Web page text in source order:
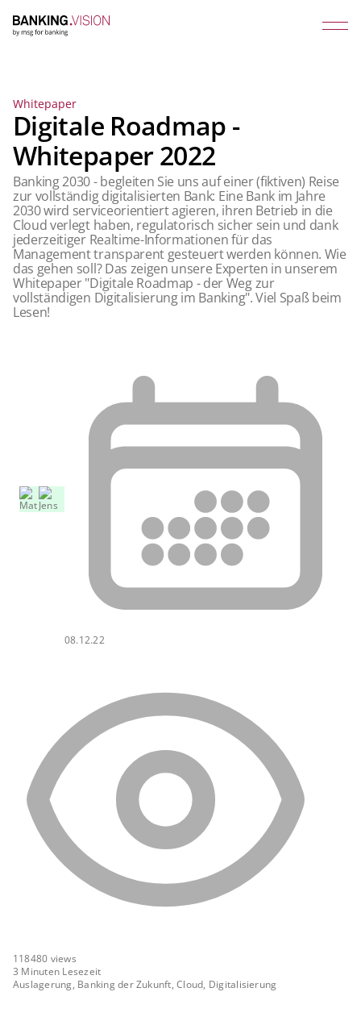
Whitepaper
Digitale Roadmap -
Whitepaper 2022
Banking 2030 - begleiten Sie uns auf einer (fiktiven) Reise
zur vollständig digitalisierten Bank: Eine Bank im Jahre
2030 wird serviceorientiert agieren, ihren Betrieb in die
Cloud verlegt haben, regulatorisch sicher sein und dank
jederzeitiger Realtime-Informationen für das
Management transparent gesteuert werden können. Wie
das gehen soll? Das zeigen unsere Experten in unserem
Whitepaper "Digitale Roadmap - der Weg zur
vollständigen Digitalisierung im Banking". Viel Spaß beim
Lesen!
08.12.22
118480 views
3 Minuten Lesezeit
Auslagerung, Banking der Zukunft, Cloud, Digitalisierung